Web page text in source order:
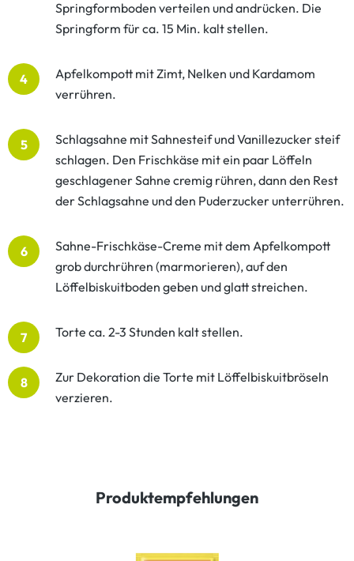
Springformboden verteilen und andrücken. Die
Springform für ca. 15 Min. kalt stellen.
4
Apfelkompott mit Zimt, Nelken und Kardamom
verrühren.
5
Schlagsahne mit Sahnesteif und Vanillezucker steif
schlagen. Den Frischkäse mit ein paar Löffeln
geschlagener Sahne cremig rühren, dann den Rest
der Schlagsahne und den Puderzucker unterrühren.
6
Sahne-Frischkäse-Creme mit dem Apfelkompott
grob durchrühren (marmorieren), auf den
Löffelbiskuitboden geben und glatt streichen.
7 Torte ca. 2-3 Stunden kalt stellen.
8
Zur Dekoration die Torte mit Löffelbiskuitbröseln
verzieren.
Produktempfehlungen